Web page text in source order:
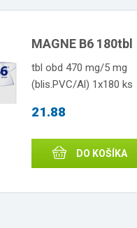
MAGNE B6 180tbl
tbl obd 470 mg/5 mg
(blis.PVC/Al) 1x180 ks
21.88
DO KOŠÍKA